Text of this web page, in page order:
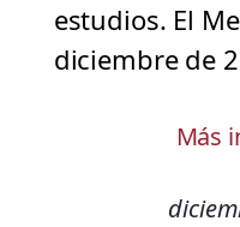
estudios. El
diciembre de
Más